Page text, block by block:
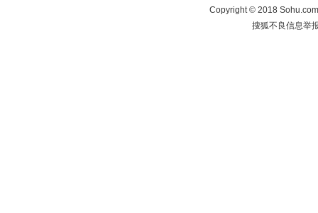
Copyright©2018
搜狐不良信息举